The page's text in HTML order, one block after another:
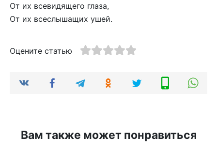
От их всевидящего глаза,
От их всеслышащих ушей.
Оцените статью
Вам также может понравиться